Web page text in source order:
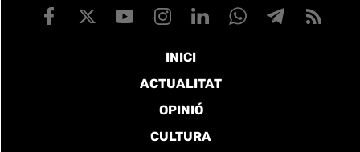
INICI
ACTUALITAT
OPINIÓ
CULTURA